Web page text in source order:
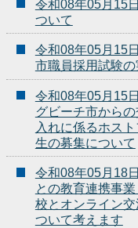
令和08年05月15
ついて
令和08年05月15
市職員採用試験
令和08年05月15
グビーチ市から
入れに係るホス
生の募集について
令和08年05月18
との教育連携事
校とオンライン
ついて考えます